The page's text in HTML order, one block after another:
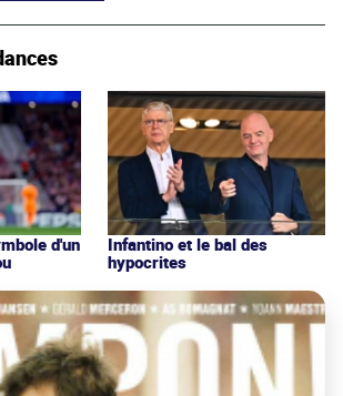
d'un
Infantino et le bal des
hypocrites